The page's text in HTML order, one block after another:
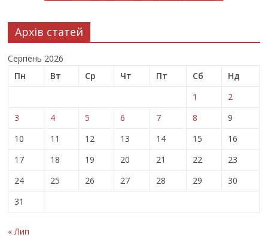
Архів статей
Серпень 2026
Пн
Вт Ср Чт Пт Сб
Нд
1
2
3
4 5 6 7 8
9
10
11 12 13 14 15
16
17
18 19 20 21 22
23
24
25 26 27 28 29
30
31
« Лип